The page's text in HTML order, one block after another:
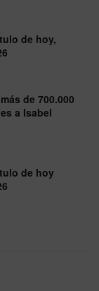
de hoy,
de 700.000
a Isabel
de hoy